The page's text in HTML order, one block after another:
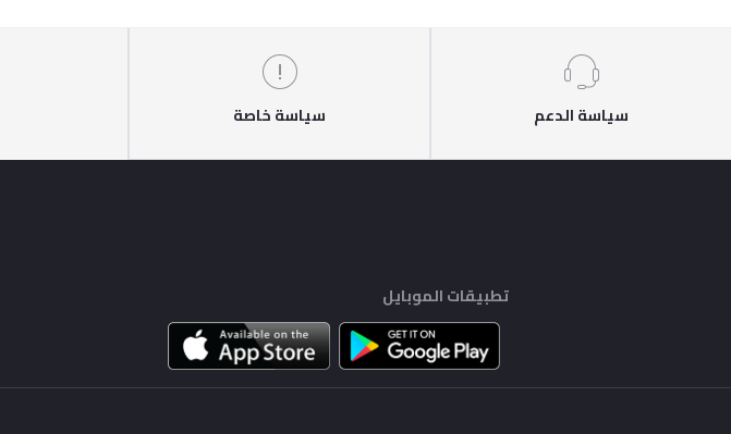
سياسة الدعم سياسة خاصة
تطبيقات الموبايل